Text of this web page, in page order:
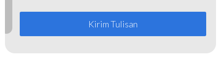
Kirim Tulisan